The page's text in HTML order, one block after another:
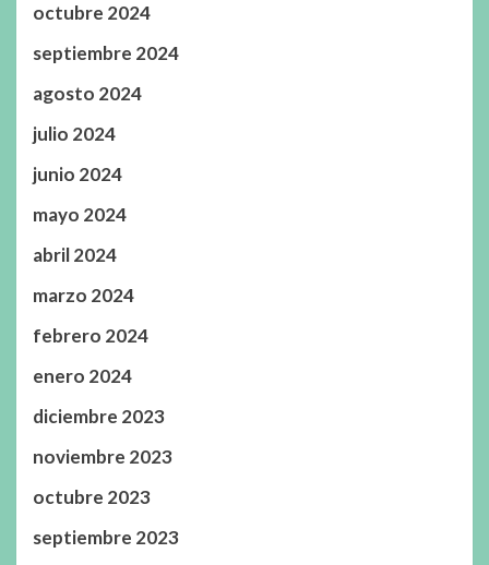
octubre 2024
septiembre 2024
agosto 2024
julio 2024
junio 2024
mayo 2024
abril 2024
marzo 2024
febrero 2024
enero 2024
diciembre 2023
noviembre 2023
octubre 2023
septiembre 2023